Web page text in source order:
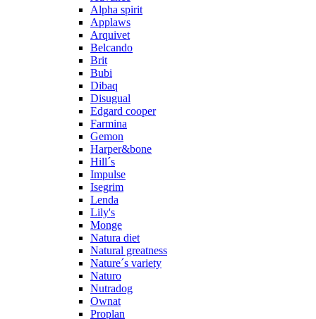
Alpha spirit
Applaws
Arquivet
Belcando
Brit
Bubi
Dibaq
Disugual
Edgard cooper
Farmina
Gemon
Harper&bone
Hill´s
Impulse
Isegrim
Lenda
Lily's
Monge
Natura diet
Natural greatness
Nature´s variety
Naturo
Nutradog
Ownat
Proplan